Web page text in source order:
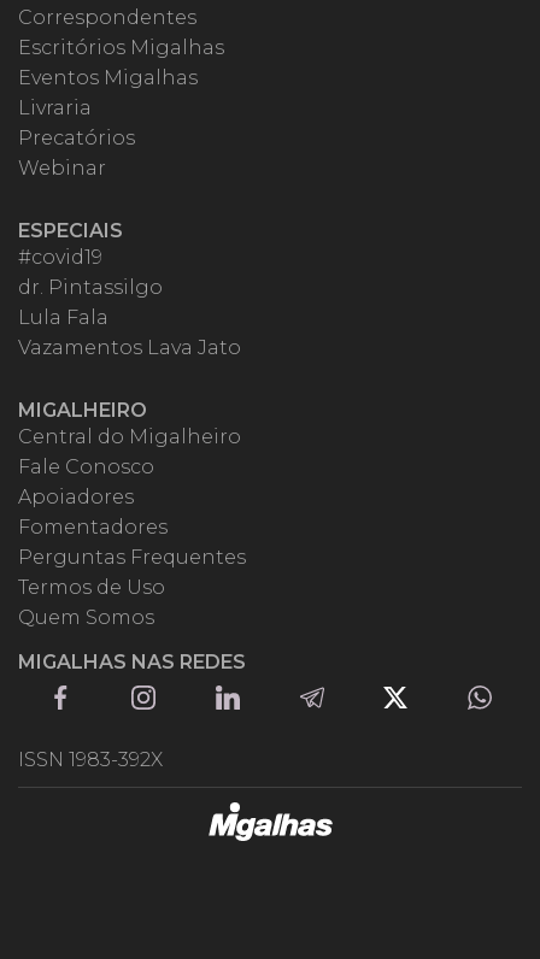
Correspondentes
Escritórios Migalhas
Eventos Migalhas
Livraria
Precatórios
Webinar
ESPECIAIS
#covid19
dr. Pintassilgo
Lula Fala
Vazamentos Lava Jato
MIGALHEIRO
Central do Migalheiro
Fale Conosco
Apoiadores
Fomentadores
Perguntas Frequentes
Termos de Uso
Quem Somos
MIGALHAS NAS REDES
ISSN 1983-392X